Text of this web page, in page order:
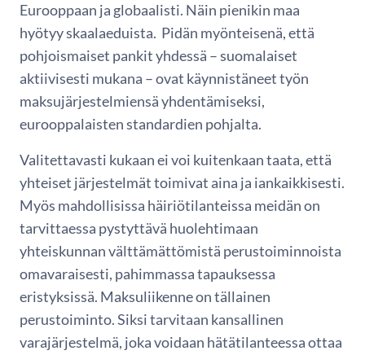
Eurooppaan ja globaalisti. Näin pienikin maa
hyötyy skaalaeduista. Pidän myönteisenä, että
pohjoismaiset pankit yhdessä – suomalaiset
aktiivisesti mukana – ovat käynnistäneet työn
maksujärjestelmiensä yhdentämiseksi,
eurooppalaisten standardien pohjalta.
Valitettavasti kukaan ei voi kuitenkaan taata, että
yhteiset järjestelmät toimivat aina ja iankaikkisesti.
Myös mahdollisissa häiriötilanteissa meidän on
tarvittaessa pystyttävä huolehtimaan
yhteiskunnan välttämättömistä perustoiminnoista
omavaraisesti, pahimmassa tapauksessa
eristyksissä. Maksuliikenne on tällainen
perustoiminto. Siksi tarvitaan kansallinen
varajärjestelmä, joka voidaan hätätilanteessa ottaa